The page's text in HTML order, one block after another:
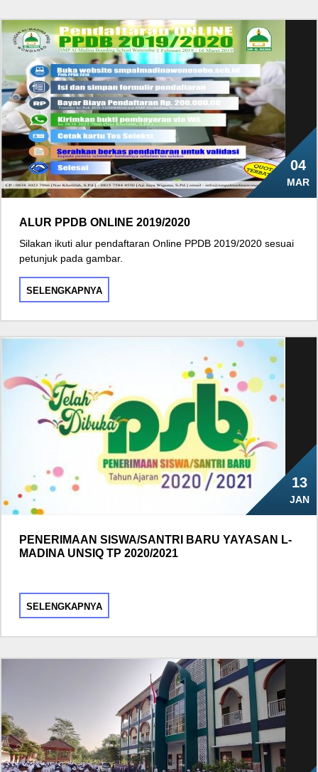
04
MAR
ALUR PPDB ONLINE 2019/2020
Silakan ikuti alur pendaftaran Online PPDB 2019/2020 sesuai
petunjuk pada gambar.
SELENGKAPNYA
13
JAN
PENERIMAAN SISWA/SANTRI BARU YAYASAN L-
MADINA UNSIQ TP 2020/2021
SELENGKAPNYA